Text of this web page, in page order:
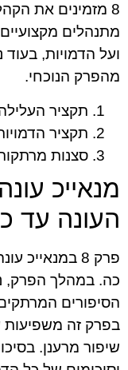
8 מזמינים את
מתנהלים
ועל הדמויות,
מהפרק הנוכחי.
תקציר
תקציר
סצנות
העונה עד
כה. במהלך הפרק,
הסיפורים
בפרק זה משפיעות
שיפור מרענן.